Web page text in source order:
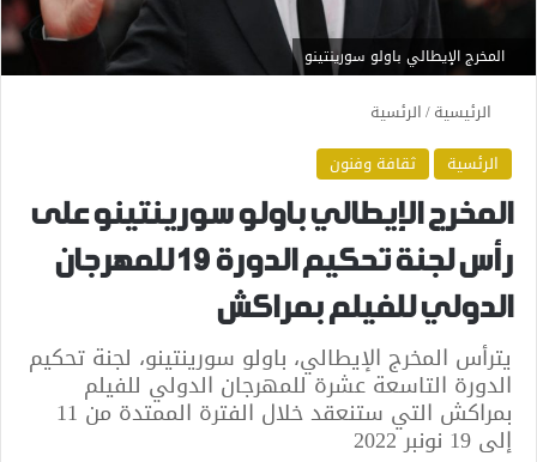
المخرج الإيطالي باولو سورينتينو
الرئيسية/الرئسية
الرئسية
ثقافة وفنون
المخرج الإيطالي باولو سورينتينو على
رأس لجنة تحكيم الدورة 19 للمهرجان
الدولي للفيلم بمراكش
يترأس المخرج الإيطالي، باولو سورينتينو، لجنة تحكيم
الدورة التاسعة عشرة للمهرجان الدولي للفيلم
بمراكش التي ستنعقد خلال الفترة الممتدة من 11
إلى 19 نونبر 2022